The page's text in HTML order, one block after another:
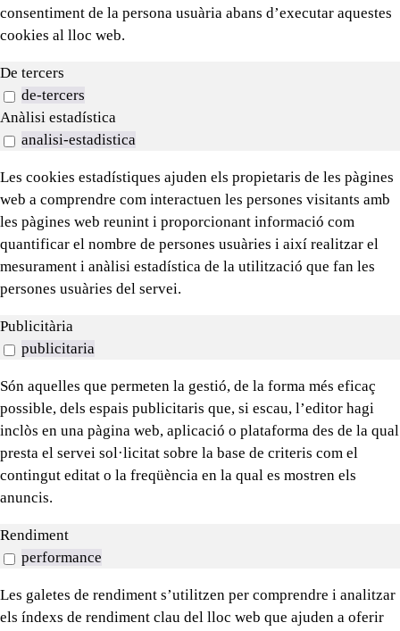
consentiment de la persona usuària abans d’executar aquestes
cookies al lloc web.
De tercers
de-tercers
Anàlisi estadística
analisi-estadistica
Les cookies estadístiques ajuden els propietaris de les pàgines
web a comprendre com interactuen les persones visitants amb
les pàgines web reunint i proporcionant informació com
quantificar el nombre de persones usuàries i així realitzar el
mesurament i anàlisi estadística de la utilització que fan les
persones usuàries del servei.
Publicitària
publicitaria
Són aquelles que permeten la gestió, de la forma més eficaç
possible, dels espais publicitaris que, si escau, l’editor hagi
inclòs en una pàgina web, aplicació o plataforma des de la qual
presta el servei sol·licitat sobre la base de criteris com el
contingut editat o la freqüència en la qual es mostren els
anuncis.
Rendiment
performance
Les galetes de rendiment s’utilitzen per comprendre i analitzar
els índexs de rendiment clau del lloc web que ajuden a oferir